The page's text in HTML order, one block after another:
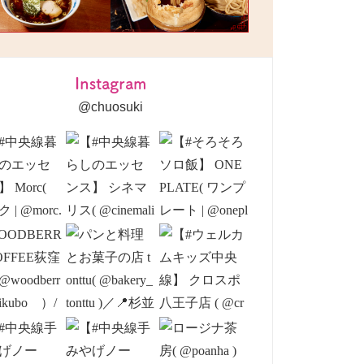
Instagram
@chuosuki